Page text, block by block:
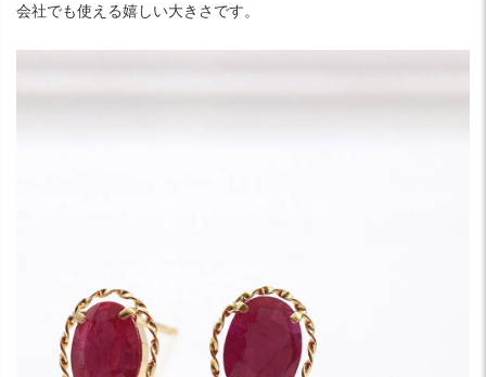
会社でも使える嬉しい大きさです。